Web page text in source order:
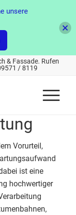
& Fassade. Rufen
/ 8119
Vorurteil,
ist eine
hochwertiger
unsere